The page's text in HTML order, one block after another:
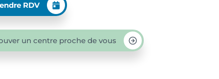
RDV
un centre proche de vous